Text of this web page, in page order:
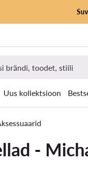
Uus kollektsioon
-